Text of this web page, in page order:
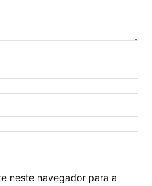
neste navegador para a